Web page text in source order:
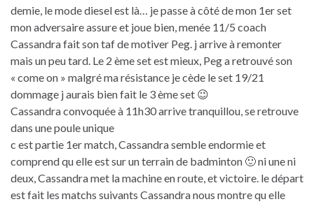
demie, le mode diesel est là… je passe à côté de mon 1er set
mon adversaire assure et joue bien, menée 11/5 coach
Cassandra fait son taf de motiver Peg. j arrive à remonter
mais un peu tard. Le 2 ème set est mieux, Peg a retrouvé son
« come on » malgré ma résistance je cède le set 19/21
dommage j aurais bien fait le 3 ème set 😉
Cassandra convoquée à 11h30 arrive tranquillou, se retrouve
dans une poule unique
c est partie 1er match, Cassandra semble endormie et
comprend qu elle est sur un terrain de badminton 🙂 ni une ni
deux, Cassandra met la machine en route, et victoire. le départ
est fait les matchs suivants Cassandra nous montre qu elle